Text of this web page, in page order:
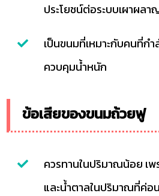
ประโยชน์ต่อระบบเผาผลา
เป็นขนมที่เหมาะกับคนที่ก
ควบคุมน้ำหนัก
ข้อเสียของขนมถ้วยฟู
ควรทานในปริมาณน้อย เพ
และน้ำตาลในปริมาณที่ค่อ